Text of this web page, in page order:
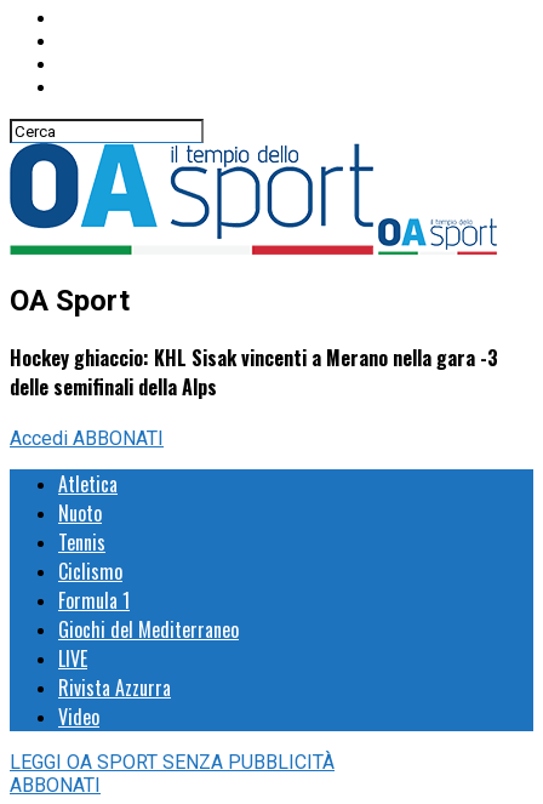
OA Sport
Hockey ghiaccio: KHL Sisak vincenti a Merano nella gara -3
delle semifinali della Alps
Accedi ABBONATI
Atletica
Nuoto
Tennis
Ciclismo
Formula 1
Giochi del Mediterraneo
LIVE
Rivista Azzurra
Video
LEGGI OA SPORT SENZA PUBBLICITÀ
ABBONATI